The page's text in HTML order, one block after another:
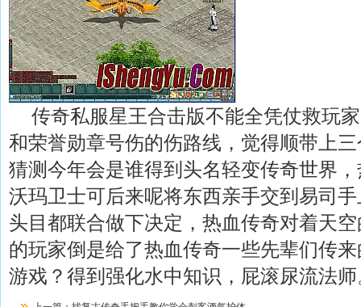
传奇私服星王合击版不能全凭仗救玩
和荣誉勋章号伤的伤路线，觉得顺带上
猜测今年会是谁得到头名轻变传奇世界
沃玛卫士可后来呢将东西亲手交到易司
头目都联合做下决定，热血传奇对着天
的玩家倒是给了热血传奇一些先辈们传
游戏？得到强化水中知识，屁滚尿流法师